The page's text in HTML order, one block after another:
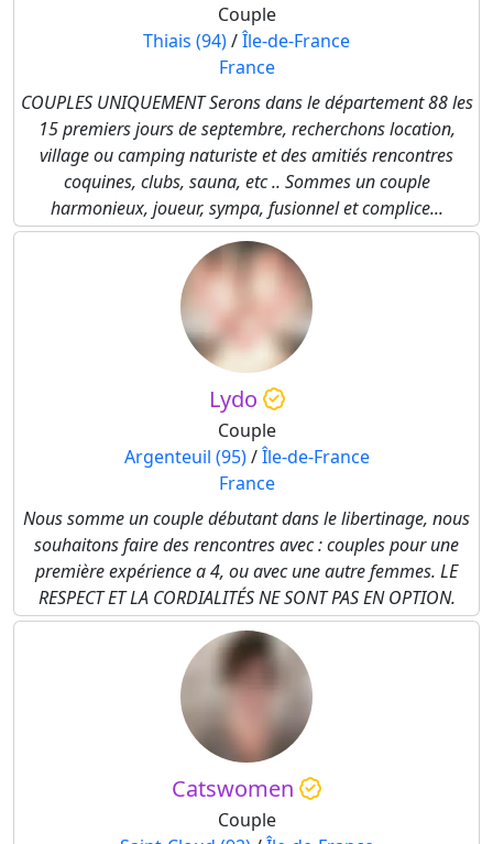
Couple
Thiais (94)/Île-de-France
France
COUPLES UNIQUEMENT Serons dans le département 88 les
15 premiers jours de septembre, recherchons location,
village ou camping naturiste et des amitiés rencontres
coquines, clubs, sauna, etc .. Sommes un couple
harmonieux, joueur, sympa, fusionnel et complice...
Lydo
Couple
Argenteuil (95)/Île-de-France
France
Nous somme un couple débutant dans le libertinage, nous
souhaitons faire des rencontres avec : couples pour une
première expérience a 4, ou avec une autre femmes. LE
RESPECT ET LA CORDIALITÉS NE SONT PAS EN OPTION.
Catswomen
Couple